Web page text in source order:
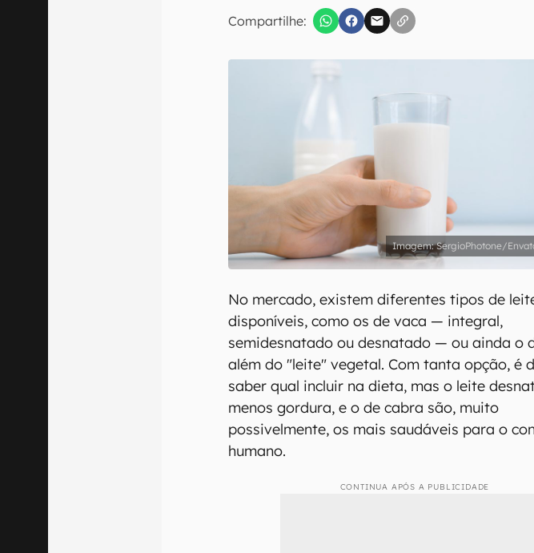
Compartilhe:
Confirmo que li, aceito e concordo com os
SergioPhotone/
No mercado, existem diferentes tipos de
disponíveis, como os de vaca — integral,
semidesnatado ou desnatado — ou ainda o
além do "leite" vegetal. Com tanta opção, é
saber qual incluir na dieta, mas o leite
menos gordura, e o de cabra são, muito
possivelmente, os mais saudáveis para o
humano.
CONTINUA APÓS A PUBLICIDADE